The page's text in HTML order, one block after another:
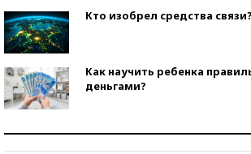
Кто изобрел средства связи?
Как научить ребенка
деньгами?